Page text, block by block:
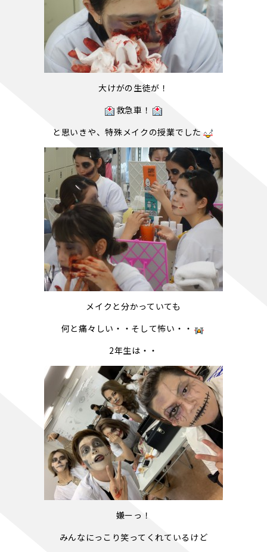
大けがの生徒が！
救急車！
と思いきや、特殊メイクの授業でした
メイクと分かっていても
何と痛々しい・・そして怖い・・
2年生は・・
嫌ーっ！
みんなにっこり笑ってくれているけど